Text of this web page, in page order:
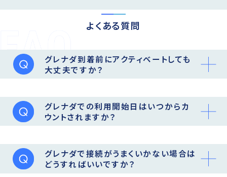
よくある質問
グレナダ到着前にアクティベートしても
大丈夫ですか？
グレナダでの利用開始日はいつからカ
ウントされますか？
グレナダで接続がうまくいかない場合は
どうすればいいですか？